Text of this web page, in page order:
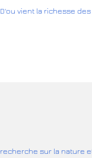
D'ou vient la richesse
recherche sur la nature